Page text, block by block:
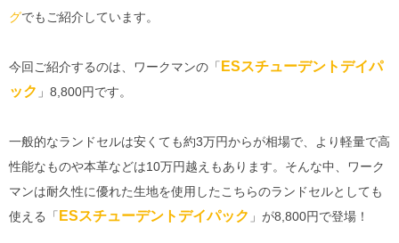
グでもご紹介しています。
今回ご紹介するのは、ワークマンの「 ESスチューデントデイパ
ック 」8,800円です。
一般的なランドセルは安くても約3万円からが相場で、より軽量で高
性能なものや本革などは10万円越えもあります。そんな中、ワーク
マンは耐久性に優れた生地を使用したこちらのランドセルとしても
使える「 ESスチューデントデイパック 」が8,800円で登場！